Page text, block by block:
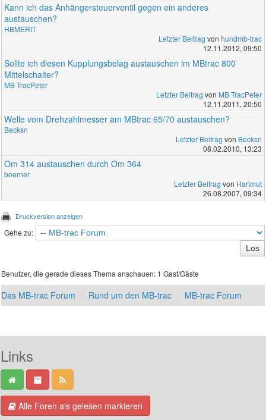
Kann ich das Anhängersteuerventil gegen ein anderes
austauschen?
HBMERIT
Letzter Beitrag von hundmb-trac
12.11.2012, 09:50
Sollte ich diesen Kupplungsbelag austauschen im MBtrac 800
Mittelschalter?
MB TracPeter
Letzter Beitrag von MB TracPeter
12.11.2011, 20:50
Welle vom Drehzahlmesser am MBtrac 65/70 austauschen?
Becksn
Letzter Beitrag von Becksn
08.02.2010, 13:23
Om 314 austauschen durch Om 364
boerner
Letzter Beitrag von Hartmut
26.08.2007, 09:34
Druckversion anzeigen
Gehe zu:
Benutzer, die gerade dieses Thema anschauen: 1 Gast/Gäste
Das MB-trac Forum Rund um den MB-trac MB-trac Forum
Links
Alle Foren als gelesen markieren